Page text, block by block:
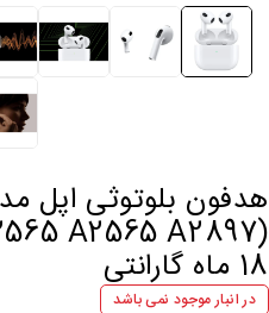
18 ماه گارانتی
در انبار موجود نمی باشد